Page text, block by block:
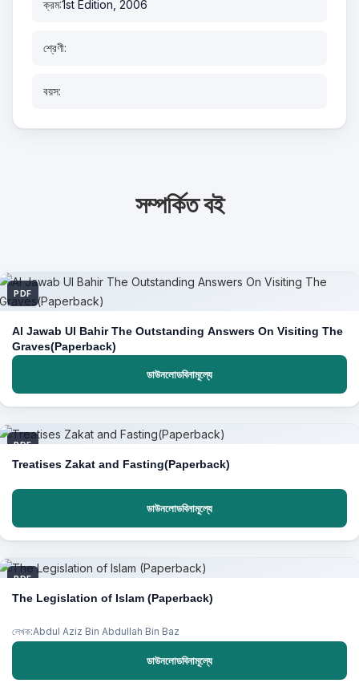
ক্রম:1st Edition, 2006
শ্রেণী:
বয়স:
সম্পর্কিত বই
PDF
Al Jawab Ul Bahir The Outstanding Answers On Visiting The
Graves(Paperback)
ডাউনলোডবিনামূল্যে
PDF
Treatises Zakat and Fasting(Paperback)
ডাউনলোডবিনামূল্যে
PDF
The Legislation of Islam (Paperback)
লেখক:Abdul Aziz Bin Abdullah Bin Baz
ডাউনলোডবিনামূল্যে